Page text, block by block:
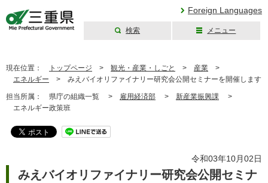
Foreign Languages
検索 メニュー
現在位置： トップページ > 観光・産業・しごと > 産業 >
エネルギー > みえバイオリファイナリー研究会公開セミナーを開催します
担当所属： 県庁の組織一覧 > 雇用経済部 > 新産業振興課 >
エネルギー政策班
令和03年10月02日
みえバイオリファイナリー研究会公開セミナ